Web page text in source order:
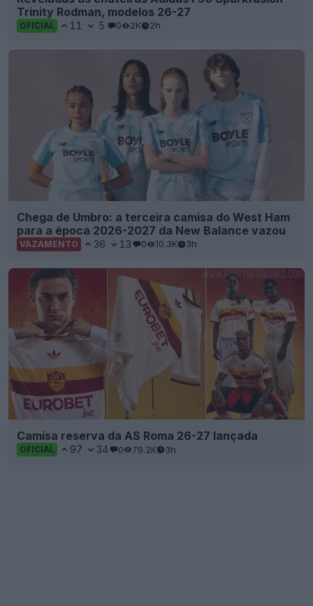
Trinity Rodman, modelos 26-27
OFICIAL 11 5 0 2K 2h
Chega de Umbro: a terceira camisa do West Ham
para a época 2026-2027 da New Balance vazou
VAZAMENTO 36 13 0 10.3K 3h
Camisa reserva da AS Roma 26-27 lançada
OFICIAL 97 34 0 79.2K 3h